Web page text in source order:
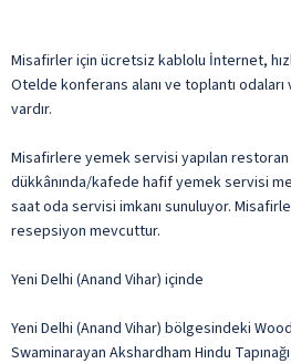
Misafirler için ücretsiz kablolu İnternet,
Otelde konferans alanı ve toplantı
vardır.
Misafirlere yemek servisi yapılan restoran
dükkânında/kafede hafif yemek servisi
saat oda servisi imkanı sunuluyor.
resepsiyon mevcuttur.
Yeni Delhi (Anand Vihar) içinde
Yeni Delhi (Anand Vihar) bölgesindeki
Swaminarayan Akshardham Hindu